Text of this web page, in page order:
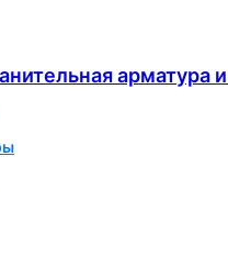
арматура